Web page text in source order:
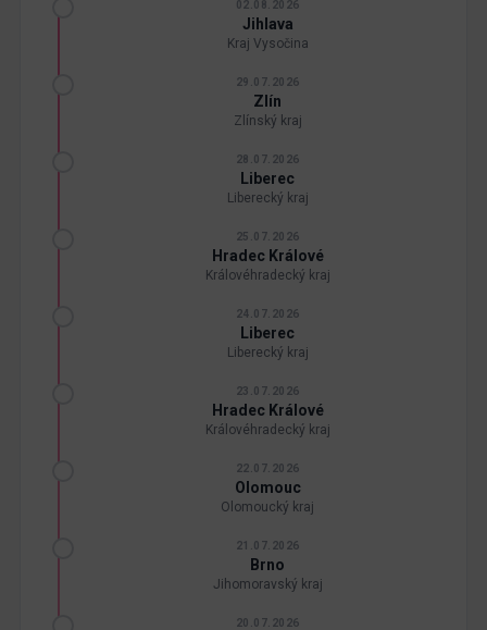
02.08.2026
Jihlava
Kraj Vysočina
29.07.2026
Zlín
Zlínský kraj
28.07.2026
Liberec
Liberecký kraj
25.07.2026
Hradec Králové
Královéhradecký kraj
24.07.2026
Liberec
Liberecký kraj
23.07.2026
Hradec Králové
Královéhradecký kraj
22.07.2026
Olomouc
Olomoucký kraj
21.07.2026
Brno
Jihomoravský kraj
20.07.2026